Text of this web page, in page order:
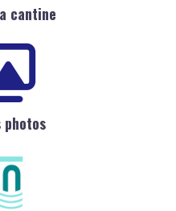
cantine
photos